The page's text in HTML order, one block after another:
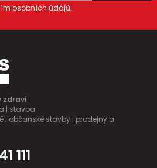
osobních údajů.
zdraví
| stavba
| občanské stavby | prodejny a
111